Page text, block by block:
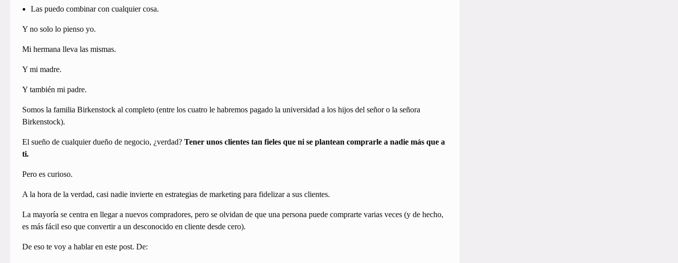
Las puedo combinar con cualquier cosa.
Y no solo lo pienso yo.
Mi hermana lleva las mismas.
Y mi madre.
Y también mi padre.
Somos la familia Birkenstock al completo (entre los cuatro le habremos pagado la universidad a los hijos del señor o la señora
Birkenstock).
El sueño de cualquier dueño de negocio, ¿verdad? Tener unos clientes tan fieles que ni se plantean comprarle a nadie más que a
ti.
Pero es curioso.
A la hora de la verdad, casi nadie invierte en estrategias de marketing para fidelizar a sus clientes.
La mayoría se centra en llegar a nuevos compradores, pero se olvidan de que una persona puede comprarte varias veces (y de hecho,
es más fácil eso que convertir a un desconocido en cliente desde cero).
De eso te voy a hablar en este post. De: